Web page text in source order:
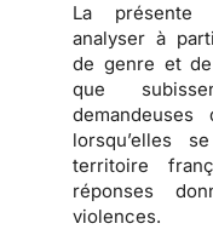
La
analyser à
de genre et
que
demandeuses
lorsqu’elles
territoire
réponses
violences.